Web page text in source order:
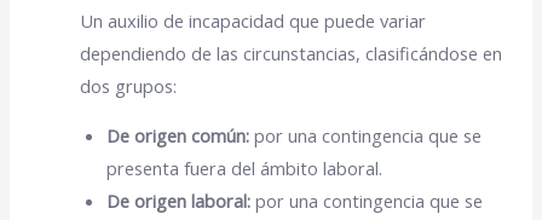
Un auxilio de incapacidad que puede variar
dependiendo de las circunstancias, clasificándose en
dos grupos:
De origen común: por una contingencia que se
presenta fuera del ámbito laboral.
De origen laboral: por una contingencia que se